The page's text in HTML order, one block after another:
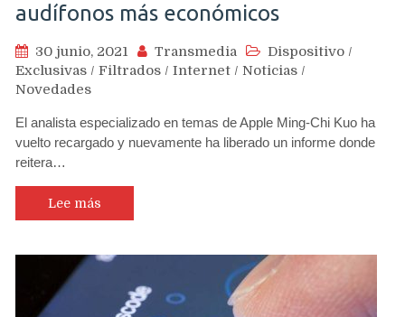
audífonos más económicos
30 junio, 2021 Transmedia Dispositivo /
Exclusivas / Filtrados / Internet / Noticias /
Novedades
El analista especializado en temas de Apple Ming-Chi Kuo ha
vuelto recargado y nuevamente ha liberado un informe donde
reitera…
Lee más